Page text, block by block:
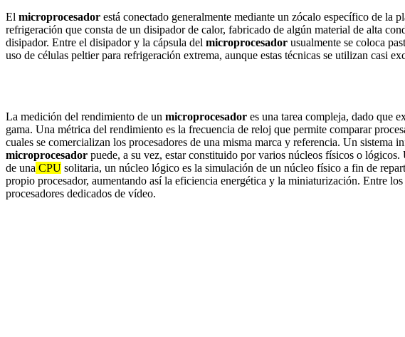
El microprocesador está conectado generalmente mediante un zócalo específico de la
refrigeración que consta de un disipador de calor, fabricado de algún material de alta
disipador. Entre el disipador y la cápsula del microprocesador usualmente se coloca
uso de células peltier para refrigeración extrema, aunque estas técnicas se utilizan casi
La medición del rendimiento de un microprocesador es una tarea compleja, dado que
gama. Una métrica del rendimiento es la frecuencia de reloj que permite comparar
cuales se comercializan los procesadores de una misma marca y referencia. Un
microprocesador puede, a su vez, estar constituido por varios núcleos físicos o
de una CPU solitaria, un núcleo lógico es la simulación de un núcleo físico a fin de
propio procesador, aumentando así la eficiencia energética y la miniaturización. Entre
procesadores dedicados de vídeo.